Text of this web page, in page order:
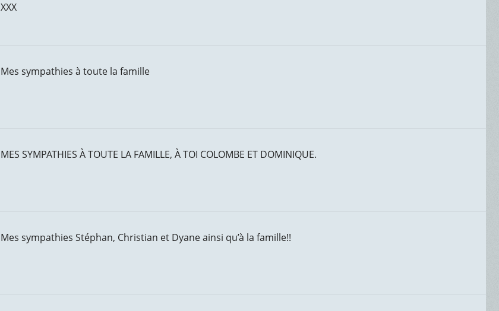
XXX
Mes sympathies à toute la famille
MES SYMPATHIES À TOUTE LA FAMILLE, À TOI COLOMBE ET DOMINIQUE.
Mes sympathies Stéphan, Christian et Dyane ainsi qu’à la famille!!